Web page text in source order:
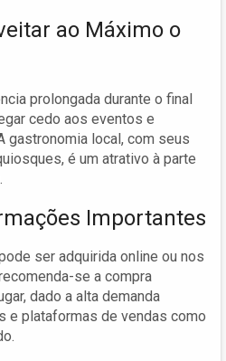
ao Máximo o
prolongada durante o final
cedo aos eventos e
gastronomia local, com seus
é um atrativo à parte
Importantes
ser adquirida online ou nos
se a compra
dado a alta demanda
e plataformas de vendas como